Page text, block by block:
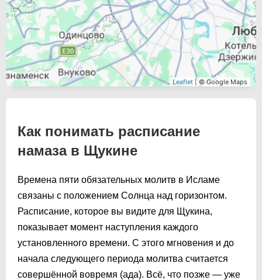
Leaflet | © Google Maps
Как понимать расписание
намаза в Щукине
Времена пяти обязательных молитв в Исламе
связаны с положением Солнца над горизонтом.
Расписание, которое вы видите для Щукина,
показывает момент наступления каждого
установленного времени. С этого мгновения и до
начала следующего периода молитва считается
совершённой вовремя (адa). Всё, что позже — уже